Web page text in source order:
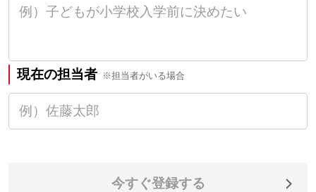
現在の担当者 ※担当者がいる場合
今すぐ登録する